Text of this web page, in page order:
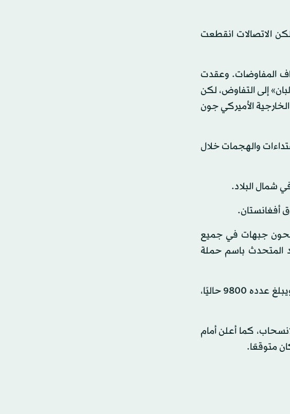
الاتصالات انقطعت
المفاوضات. وعقدت
طالبان» إلى التفاوض، لكن
الأميركي جون
والهجمات خلال
شمال البلاد.
أفغانستان.
جبهات في جميع
المتحدث باسم حملة
وفي مواجهة هذه المذبحة، ارتفعت أصوات في كابل لكي يبطئ الجيش الأميركي وتيرة سحب قواته. ويبلغ عدده 9800 حاليًا،
كما أعلن أمام
متوقعًا.